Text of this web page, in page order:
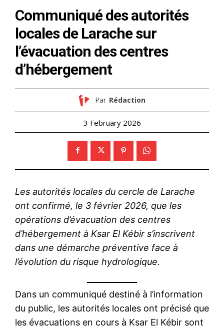
Communiqué des autorités
locales de Larache sur
l’évacuation des centres
d’hébergement
Par Rédaction
3 February 2026
Les autorités locales du cercle de Larache
ont confirmé, le 3 février 2026, que les
opérations d’évacuation des centres
d’hébergement à Ksar El Kébir s’inscrivent
dans une démarche préventive face à
l’évolution du risque hydrologique.
Dans un communiqué destiné à l’information
du public, les autorités locales ont précisé que
les évacuations en cours à Ksar El Kébir sont